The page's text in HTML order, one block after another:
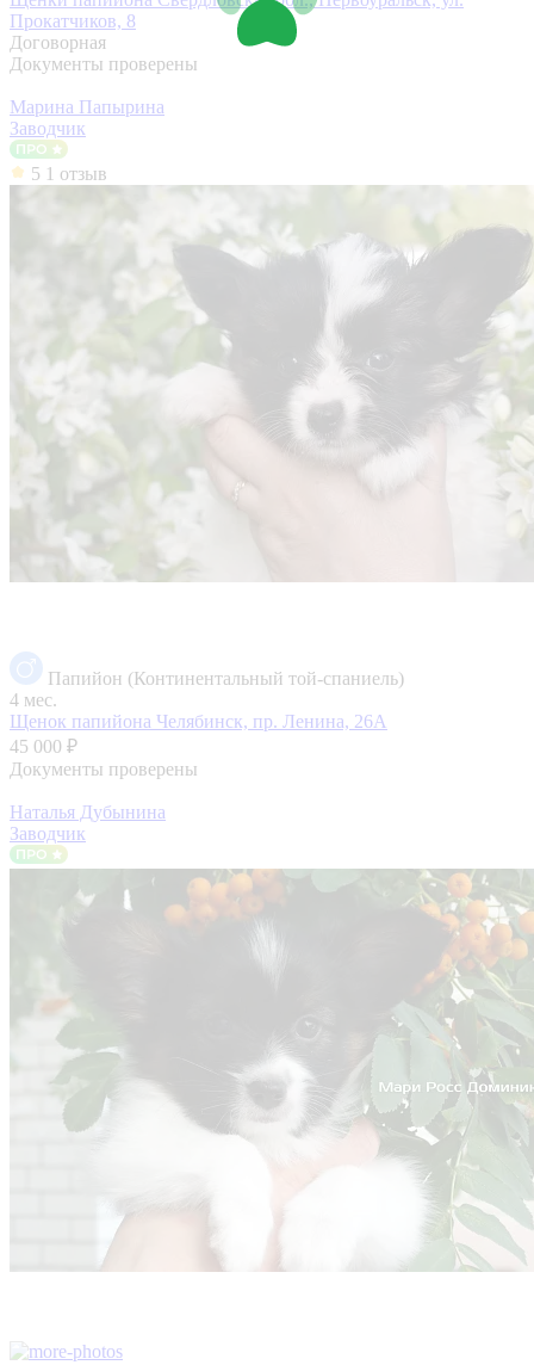
Прокатчиков, 8
Договорная
Документы проверены
Марина Папырина
Заводчик
5 1 отзыв
Папийон (Континентальный той-спаниель)
4 мес.
Щенок папийона Челябинск, пр. Ленина, 26А
45 000 ₽
Документы проверены
Наталья Дубынина
Заводчик